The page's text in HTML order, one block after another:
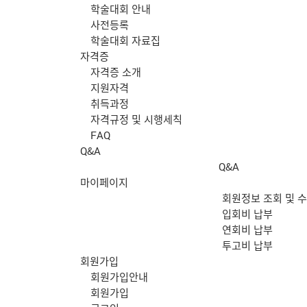
학술대회 안내
사전등록
학술대회 자료집
자격증
자격증 소개
지원자격
취득과정
자격규정 및 시행세칙
FAQ
Q&A
Q&A
마이페이지
회원정보 조회 및
입회비 납부
연회비 납부
투고비 납부
회원가입
회원가입안내
회원가입